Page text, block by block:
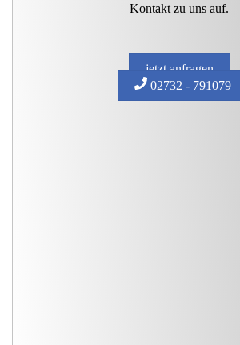
Kontakt zu uns auf.
jetzt anfragen
02732 - 791079